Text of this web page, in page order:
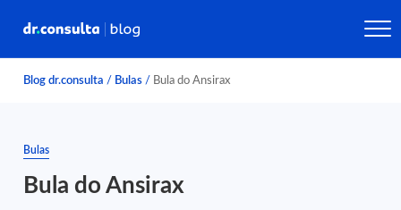
Blog dr.consulta / Bulas / Bula do Ansirax
Bulas
Bula do Ansirax